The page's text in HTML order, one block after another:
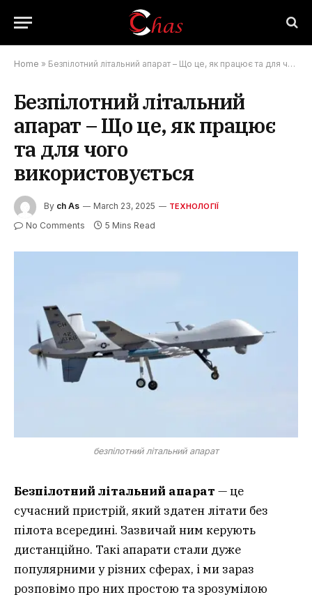
Home » Безпілотний літальний апарат – Що це, як працює та для чого використовується
Безпілотний літальний
апарат – Що це, як працює
та для чого
використовується
By ch As March 23, 2025 ТЕХНОЛОГІЇ
No Comments 5 Mins Read
безпілотний літальний апарат
Безпілотний літальний апарат — це
сучасний пристрій, який здатен літати без
пілота всередині. Зазвичай ним керують
дистанційно. Такі апарати стали дуже
популярними у різних сферах, і ми зараз
розповімо про них простою та зрозумілою